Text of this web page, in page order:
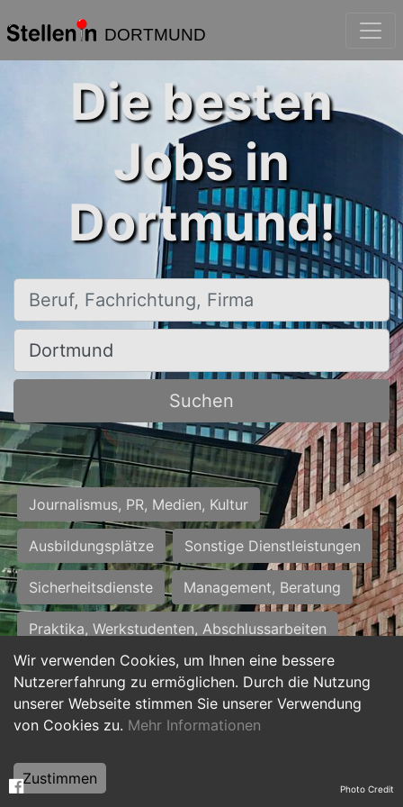
DORTMUND
Wir verwenden Cookies, um Ihnen eine bessere
Nutzererfahrung zu ermöglichen. Durch die Nutzung
unserer Webseite stimmen Sie unserer Verwendung
von Cookies zu. Mehr Informationen
Zustimmen
Die besten
Jobs in
Dortmund!
Beruf, Fachrichtung, Firma
Ort, Stadt
Suchen
Journalismus, PR, Medien, Kultur
Ausbildungsplätze Sonstige Dienstleistungen
Sicherheitsdienste Management, Beratung
Praktika, Werkstudenten, Abschlussarbeiten
Personalwesen Assistenz, Sekretariat
Hilfskräfte, Aushilfs- und Nebenjobs
Weiterbildung, Studium, duale Ausbildung Photo Credit